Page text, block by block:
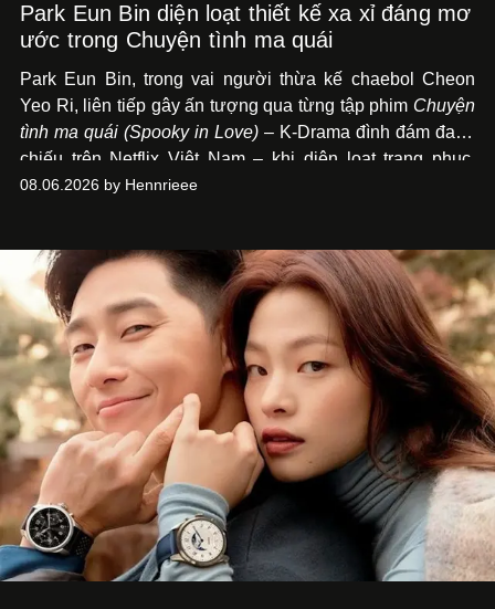
Park Eun Bin diện loạt thiết kế xa xỉ đáng mơ
ước trong Chuyện tình ma quái
Park Eun Bin, trong vai người thừa kế chaebol Cheon
Yeo Ri, liên tiếp gây ấn tượng qua từng tập phim Chuyện
tình ma quái (Spooky in Love) – K-Drama đình đám đang
chiếu trên Netflix Việt Nam – khi diện loạt trang phục,
đồng hồ & trang sức xa xỉ tương xứng với địa vị trên màn
08.06.2026 by Hennrieee